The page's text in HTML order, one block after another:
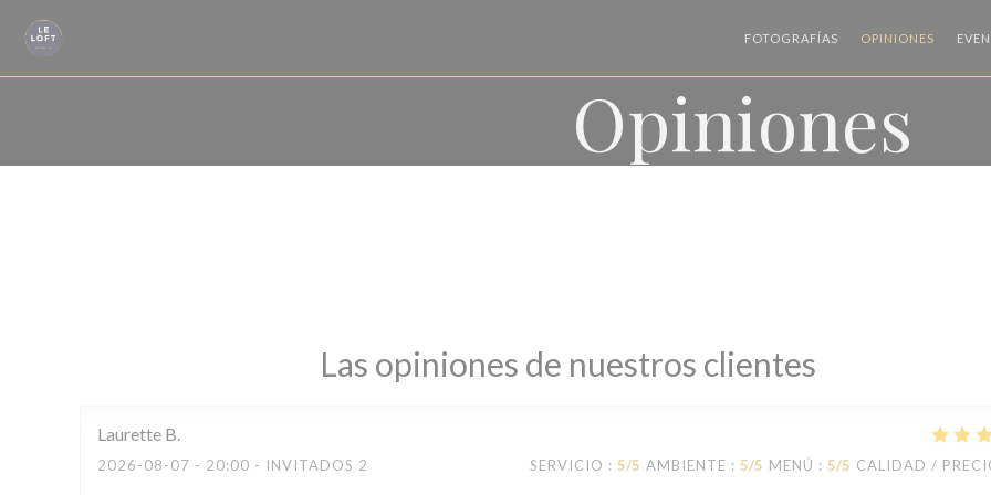
Personalización de sus opciones de cookies
FOTOGRAFÍAS OPINIONES
Opiniones
Las opiniones de nuestros clientes
Laurette B
2026-08-07 - 20:00 - INVITADOS 2 SERVICIO : 5/5 AMBIENTE : 5/5 MENÚ : 5/5 CALIDAD /